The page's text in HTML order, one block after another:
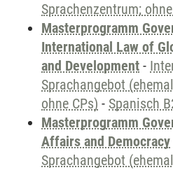
Sprachenzentrum;
Masterprogramm
International Law of
and Development -
Sprachangebot
ohne CPs) - Spanisch
Masterprogramm
Affairs and Democracy
Sprachangebot